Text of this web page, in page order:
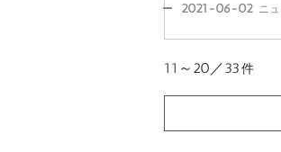
2021-06-02 ニ
11～20／33件